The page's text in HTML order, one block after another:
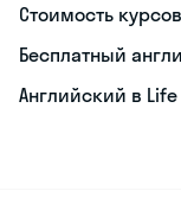
Стоимость
Бесплатный
Английский в Life